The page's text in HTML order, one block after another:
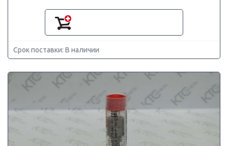
Срок поставки: В наличии